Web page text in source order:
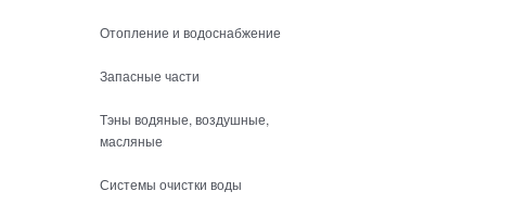
Отопление и водоснабжение
Запасные части
Тэны водяные, воздушные,
масляные
Системы очистки воды